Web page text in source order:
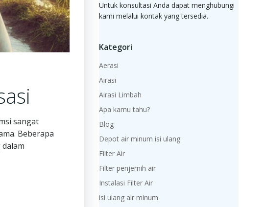
sangat
Beberapa
Untuk konsultasi Anda dapat menghubungi
kami melalui kontak yang tersedia.
Kategori
Aerasi
Airasi
Airasi Limbah
Apa kamu tahu?
Blog
Depot air minum isi ulang
Filter Air
Filter penjernih air
Instalasi Filter Air
isi ulang air minum